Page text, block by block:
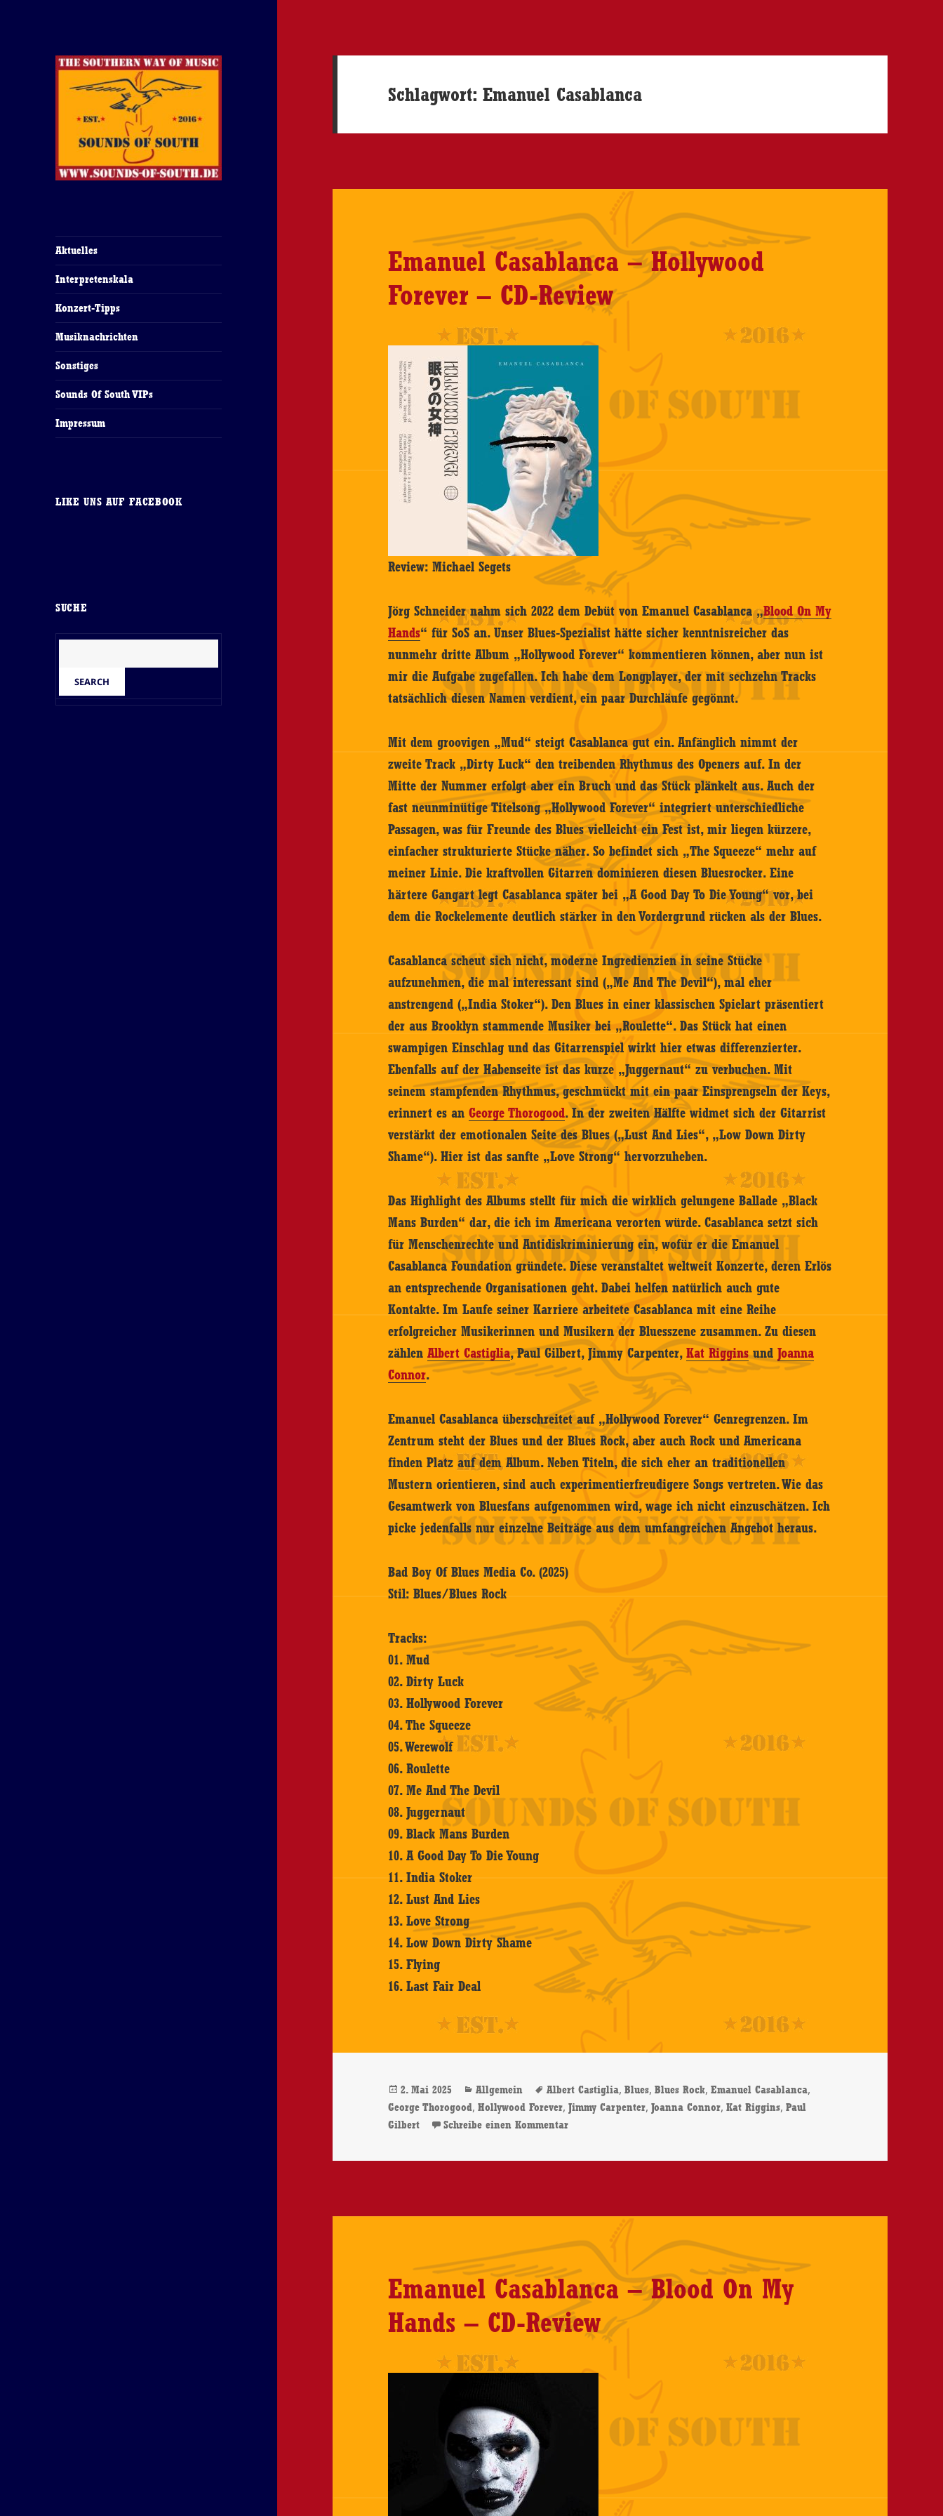
Aktuelles
Interpretenskala
Konzert-Tipps
Musiknachrichten
Sonstiges
Sounds Of South VIPs
Impressum
LIKE UNS AUF FACEBOOK
SUCHE
Schlagwort:Emanuel Casablanca
Emanuel Casablanca – Hollywood
Forever – CD-Review
Review: Michael Segets
Jörg Schneider nahm sich 2022 dem Debüt von Emanuel Casablanca „Blood On My
Hands“ für SoS an. Unser Blues-Spezialist hätte sicher kenntnisreicher das
nunmehr dritte Album „Hollywood Forever“ kommentieren können, aber nun ist
mir die Aufgabe zugefallen. Ich habe dem Longplayer, der mit sechzehn Tracks
tatsächlich diesen Namen verdient, ein paar Durchläufe gegönnt.
Mit dem groovigen „Mud“ steigt Casablanca gut ein. Anfänglich nimmt der
zweite Track „Dirty Luck“ den treibenden Rhythmus des Openers auf. In der
Mitte der Nummer erfolgt aber ein Bruch und das Stück plänkelt aus. Auch der
fast neunminütige Titelsong „Hollywood Forever“ integriert unterschiedliche
Passagen, was für Freunde des Blues vielleicht ein Fest ist, mir liegen kürzere,
einfacher strukturierte Stücke näher. So befindet sich „The Squeeze“ mehr auf
meiner Linie. Die kraftvollen Gitarren dominieren diesen Bluesrocker. Eine
härtere Gangart legt Casablanca später bei „A Good Day To Die Young“ vor, bei
dem die Rockelemente deutlich stärker in den Vordergrund rücken als der Blues.
Casablanca scheut sich nicht, moderne Ingredienzien in seine Stücke
aufzunehmen, die mal interessant sind („Me And The Devil“), mal eher
anstrengend („India Stoker“). Den Blues in einer klassischen Spielart präsentiert
der aus Brooklyn stammende Musiker bei „Roulette“. Das Stück hat einen
swampigen Einschlag und das Gitarrenspiel wirkt hier etwas differenzierter.
Ebenfalls auf der Habenseite ist das kurze „Juggernaut“ zu verbuchen. Mit
seinem stampfenden Rhythmus, geschmückt mit ein paar Einsprengseln der Keys,
erinnert es anGeorge Thorogood. In der zweiten Hälfte widmet sich der Gitarrist
verstärkt der emotionalen Seite des Blues („Lust And Lies“, „Low Down Dirty
Shame“). Hier ist das sanfte „Love Strong“ hervorzuheben.
Das Highlight des Albums stellt für mich die wirklich gelungene Ballade „Black
Mans Burden“ dar, die ich im Americana verorten würde. Casablanca setzt sich
für Menschenrechte und Antidiskriminierung ein, wofür er die Emanuel
Casablanca Foundation gründete. Diese veranstaltet weltweit Konzerte, deren Erlös
an entsprechende Organisationen geht. Dabei helfen natürlich auch gute
Kontakte. Im Laufe seiner Karriere arbeitete Casablanca mit eine Reihe
erfolgreicher Musikerinnen und Musikern der Bluesszene zusammen. Zu diesen
zählenAlbert Castiglia, Paul Gilbert, Jimmy Carpenter,Kat RigginsundJoanna
Connor.
Emanuel Casablanca überschreitet auf „Hollywood Forever“ Genregrenzen. Im
Zentrum steht der Blues und der Blues Rock, aber auch Rock und Americana
finden Platz auf dem Album. Neben Titeln, die sich eher an traditionellen
Mustern orientieren, sind auch experimentierfreudigere Songs vertreten. Wie das
Gesamtwerk von Bluesfans aufgenommen wird, wage ich nicht einzuschätzen. Ich
picke jedenfalls nur einzelne Beiträge aus dem umfangreichen Angebot heraus.
Bad Boy Of Blues Media Co. (2025)
Stil: Blues/Blues Rock
Tracks:
01. Mud
02. Dirty Luck
03. Hollywood Forever
04. The Squeeze
05. Werewolf
06. Roulette
07. Me And The Devil
08. Juggernaut
09. Black Mans Burden
10. A Good Day To Die Young
11. India Stoker
12. Lust And Lies
13. Love Strong
14. Low Down Dirty Shame
15. Flying
16. Last Fair Deal
Veröffentlicht
am
2. Mai 2025 Kategorien
Allgemein Schlagwörter
Albert Castiglia,Blues,Blues Rock,Emanuel Casablanca,
George Thorogood,Hollywood Forever,Jimmy Carpenter,Joanna Connor,Kat Riggins,Paul
Gilbert
Schreibe einen Kommentarzu Emanuel Casablanca – Hollywood Forever – CD-Review
Emanuel Casablanca – Blood On My
Hands – CD-Review